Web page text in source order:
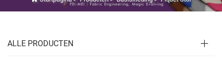
ALLE PRODUCTEN